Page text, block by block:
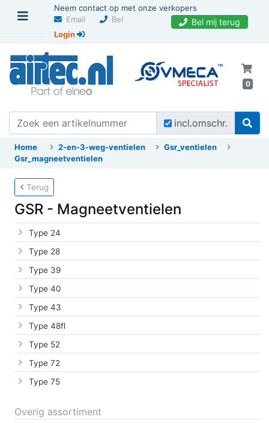
Neem contact op met onze verkopers
Email
Bel Bel mij terug
Login
0
incl.omschr.
Home 2-en-3-weg-ventielen
Gsr_ventielen
Gsr_magneetventielen
Terug
GSR - Magneetventielen
Type 24
Type 28
Type 39
Type 40
Type 43
Type 48fl
Type 52
Type 72
Type 75
Overig assortiment